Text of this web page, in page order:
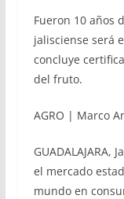
Fueron 10 años
jalisciense será
concluye
del fruto.
AGRO | Marco
GUADALAJARA,
el mercado
mundo en